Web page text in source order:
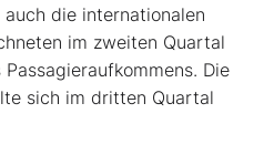
die internationalen
im zweiten Quartal
Die
sich im dritten Quartal